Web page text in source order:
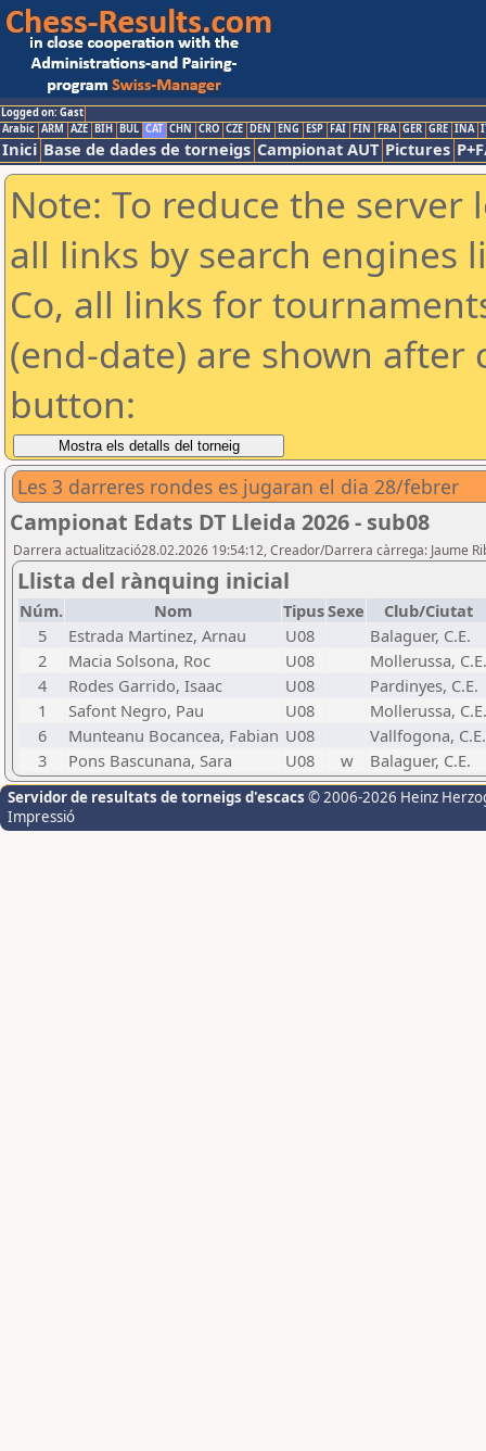
Logged on: Gast
Arabic ARM AZE BIH BUL CAT CHN CRO CZE DEN ENG ESP FAI FIN FRA GER GRE INA
Inici Base de dades de torneigs Campionat AUT Pictures
Note: To reduce the
all links by search engines
Co, all links for
(end-date) are shown
button:
Les 3 darreres rondes es jugaran el dia 28/febrer
Campionat Edats DT Lleida 2026 - sub08
Darrera actualització28.02.2026 19:54:12, Creador/Darrera càrrega: Jaume
Llista del rànquing inicial
Núm. Nom TipusSexe
Club/Ciutat
5
Estrada Martinez, Arnau U08
Balaguer, C.E.
2
Macia Solsona, Roc U08
Mollerussa, C.E.
4
Rodes Garrido, Isaac U08
Pardinyes, C.E.
1
Safont Negro, Pau U08
Mollerussa, C.E.
6
Munteanu Bocancea, Fabian U08
Vallfogona, C.E.
3
Pons Bascunana, Sara U08 w Balaguer, C.E.
Servidor de resultats de torneigs d'escacs © 2006-2026 Heinz
Impressió